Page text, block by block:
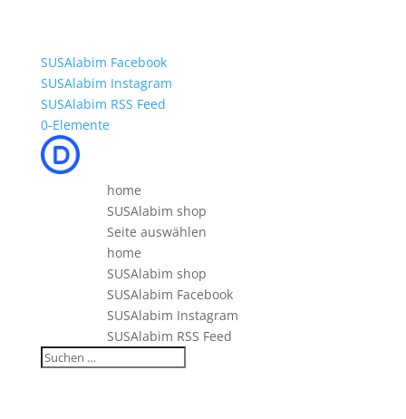
SUSAlabim Facebook
SUSAlabim Instagram
SUSAlabim RSS Feed
0-Elemente
home
SUSAlabim shop
Seite auswählen
home
SUSAlabim shop
SUSAlabim Facebook
SUSAlabim Instagram
SUSAlabim RSS Feed